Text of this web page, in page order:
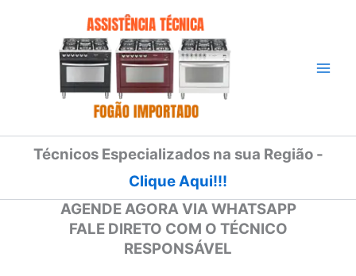
Técnicos Especializados na sua Região -
Clique Aqui!!!
AGENDE AGORA VIA WHATSAPP
FALE DIRETO COM O TÉCNICO
RESPONSÁVEL